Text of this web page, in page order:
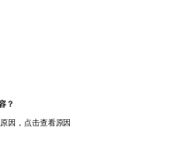
？
因，点击查看原因